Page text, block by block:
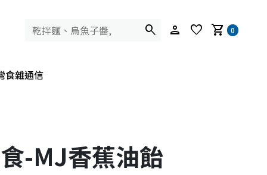
search person favorite shopping_cart 0
食雜通信
-MJ香蕉油飴